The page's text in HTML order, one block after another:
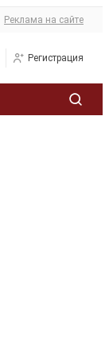
Реклама на сайте
Регистрация